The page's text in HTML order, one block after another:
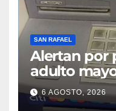
SAN RAFAEL
Alertan por
adulto
bancario
6 AGOSTO, 2026